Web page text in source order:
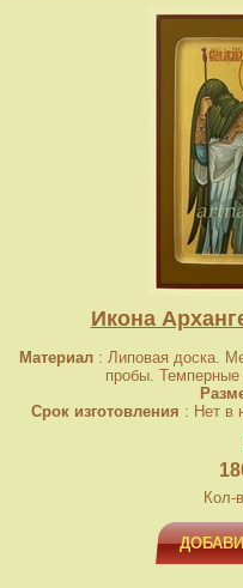
Икона
Материал : Липовая доска.
пробы. Темперные
Срок изготовления : Нет в
Кол-